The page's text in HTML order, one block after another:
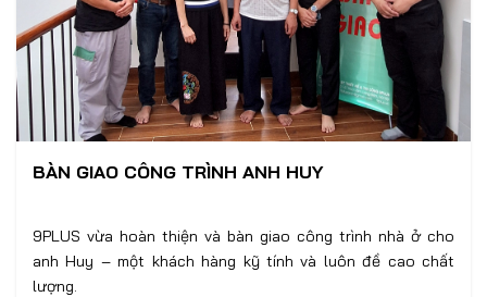
BÀN GIAO CÔNG TRÌNH ANH HUY
9PLUS vừa hoàn thiện và bàn giao công trình nhà ở cho
anh Huy – một khách hàng kỹ tính và luôn đề cao chất
lượng.